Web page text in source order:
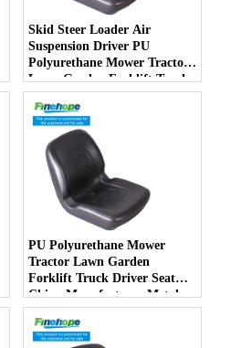
Skid Steer Loader Air
Suspension Driver PU
Polyurethane Mower Tractor
Lawn Garden Forklift Truck
Driver Seat China
Manufacturer - COPY - jlotia
PU Polyurethane Mower
Tractor Lawn Garden
Forklift Truck Driver Seat
China Manufacturer Metal
Steel Truck Decks Ride-on
Fairway - COPY - bqm11k